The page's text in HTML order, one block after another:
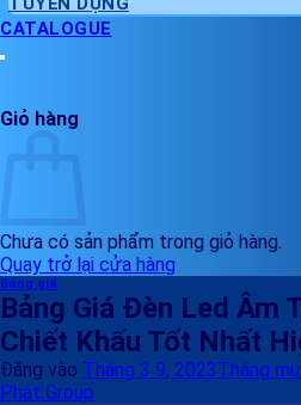
CATALOGUE
Giỏ hàng
Chưa có sản phẩm trong giỏ hàng.
Quay trở lại cửa hàng
Bảng giá
Bảng Giá Đèn Led Âm
Chiết Khấu Tốt Nhất
Đăng vào Tháng 3 9, 2023Tháng
Phát Group